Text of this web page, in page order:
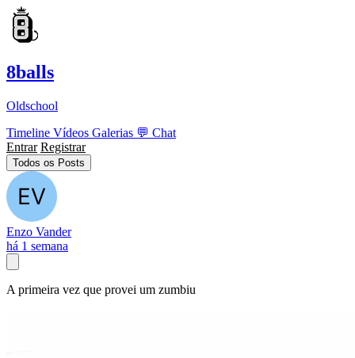
8balls
Oldschool
Timeline Vídeos Galerias 💬 Chat
Entrar Registrar
Todos os Posts
Enzo Vander
há 1 semana
A primeira vez que provei um zumbiu